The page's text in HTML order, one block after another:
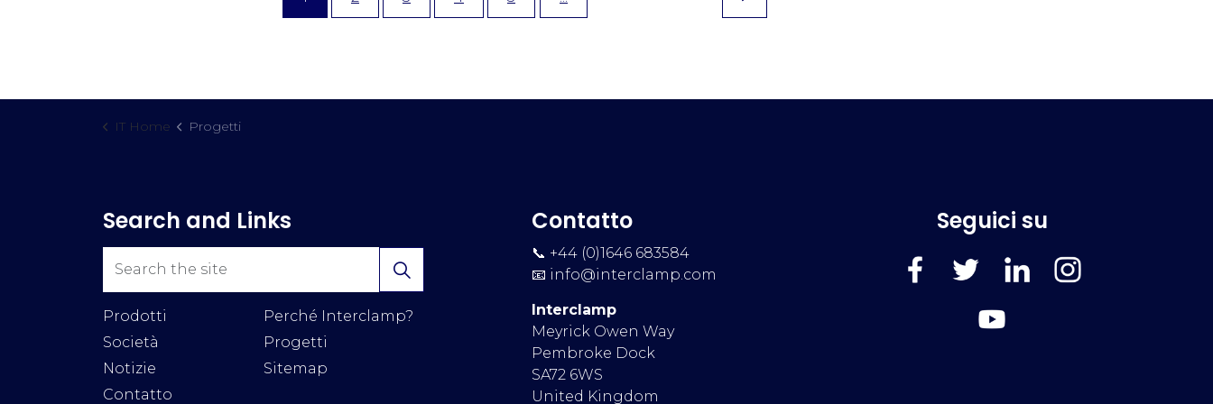
IT Home Progetti
Search and Links
Prodotti
Perché Interclamp?
Società
Progetti
Notizie
Sitemap
Contatto
Contatto
📞 +44 (0)1646 683584
📧 info@interclamp.com
Interclamp
Meyrick Owen Way
Pembroke Dock
SA72 6WS
United Kingdom
Seguici su
FaceBookTwitter